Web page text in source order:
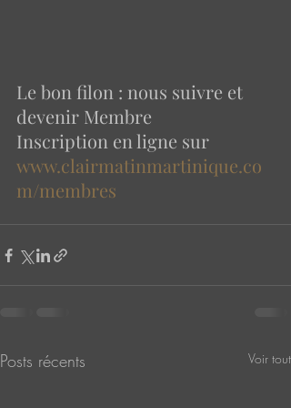
Le bon filon : nous suivre et
devenir Membre
Inscription en ligne sur
www.clairmatinmartinique.co
m/membres
Posts récents Voir tout